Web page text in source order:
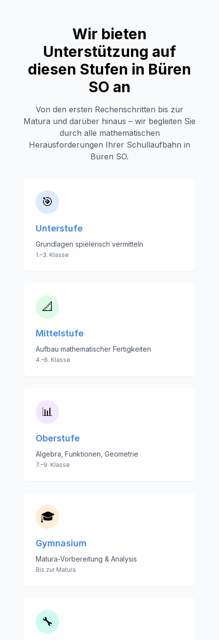
Wir bieten
Unterstützung auf
diesen Stufen in Büren
SO an
Von den ersten Rechenschritten bis zur
Matura und darüber hinaus – wir begleiten Sie
durch alle mathematischen
Herausforderungen Ihrer Schullaufbahn in
Büren SO.
🎯
Unterstufe
Grundlagen spielerisch vermitteln
1.–3. Klasse
📐
Mittelstufe
Aufbau mathematischer Fertigkeiten
4.–6. Klasse
📊
Oberstufe
Algebra, Funktionen, Geometrie
7.–9. Klasse
🎓
Gymnasium
Matura-Vorbereitung & Analysis
Bis zur Matura
🔧